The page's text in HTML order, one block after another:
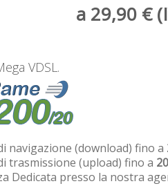
a 29,90 €
VDSL.
navigazione (download) fino a
trasmissione (upload) fino a
Dedicata presso la nostra